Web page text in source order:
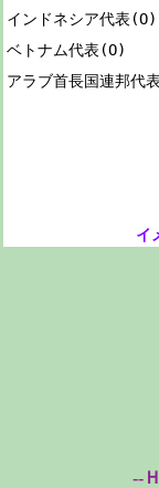
インドネシア代表(O)
ベトナム代表(O)
イ
--